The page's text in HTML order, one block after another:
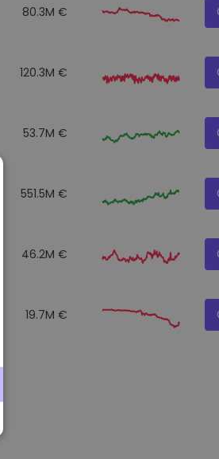
80.3M €
120.3M €
53.7M €
551.5M €
46.2M €
19.7M €